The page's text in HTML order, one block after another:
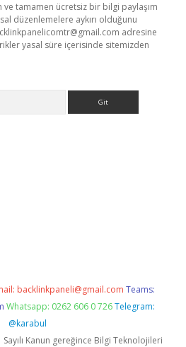
ve tamamen ücretsiz bir bilgi paylaşım
düzenlemelere aykırı olduğunu
adresine
yasal süre içerisinde sitemizden
backlinkpaneli@gmail.com Teams:
Whatsapp: 0262 606 0 726 Telegram:
@karabul
Sayılı Kanun gereğince Bilgi Teknolojileri